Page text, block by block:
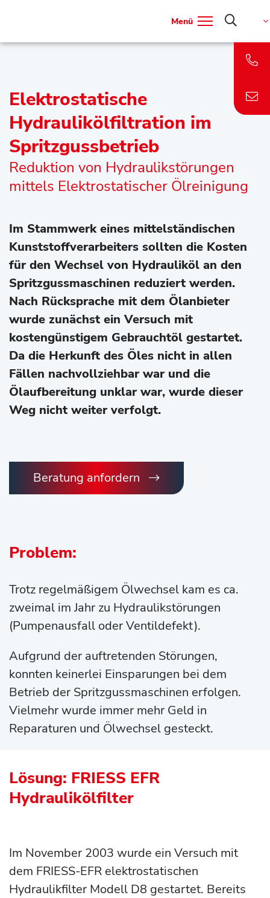
Menü
Elektrostatische
Hydraulikölfiltration im
Spritzgussbetrieb
Reduktion von Hydraulikstörungen
mittels Elektrostatischer Ölreinigung
Im Stammwerk eines mittelständischen
Kunststoffverarbeiters sollten die Kosten
für den Wechsel von Hydrauliköl an den
Spritzgussmaschinen reduziert werden.
Nach Rücksprache mit dem Ölanbieter
wurde zunächst ein Versuch mit
kostengünstigem Gebrauchtöl gestartet.
Da die Herkunft des Öles nicht in allen
Fällen nachvollziehbar war und die
Ölaufbereitung unklar war, wurde dieser
Weg nicht weiter verfolgt.
Beratung anfordern
Problem:
Trotz regelmäßigem Ölwechsel kam es ca.
zweimal im Jahr zu Hydraulikstörungen
(Pumpenausfall oder Ventildefekt).
Aufgrund der auftretenden Störungen,
konnten keinerlei Einsparungen bei dem
Betrieb der Spritzgussmaschinen erfolgen.
Vielmehr wurde immer mehr Geld in
Reparaturen und Ölwechsel gesteckt.
Lösung: FRIESS EFR
Hydraulikölfilter
Im November 2003 wurde ein Versuch mit
dem FRIESS-EFR elektrostatischen
Hydraulikfilter Modell D8 gestartet. Bereits